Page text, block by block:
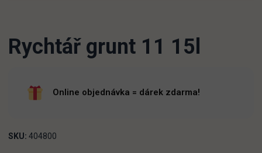
Rychtář grunt 11 15l
Online objednávka = dárek zdarma!
SKU: 404800